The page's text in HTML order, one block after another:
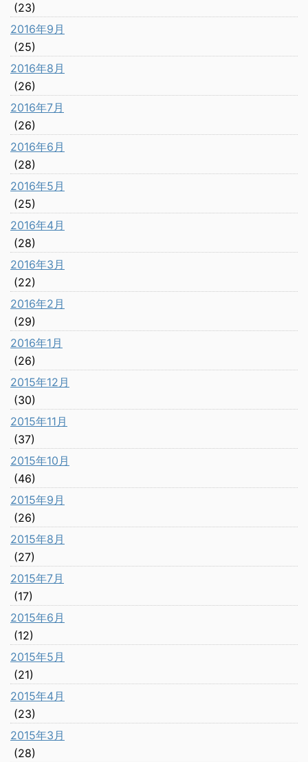
(23)
2016年9月
(25)
2016年8月
(26)
2016年7月
(26)
2016年6月
(28)
2016年5月
(25)
2016年4月
(28)
2016年3月
(22)
2016年2月
(29)
2016年1月
(26)
2015年12月
(30)
2015年11月
(37)
2015年10月
(46)
2015年9月
(26)
2015年8月
(27)
2015年7月
(17)
2015年6月
(12)
2015年5月
(21)
2015年4月
(23)
2015年3月
(28)